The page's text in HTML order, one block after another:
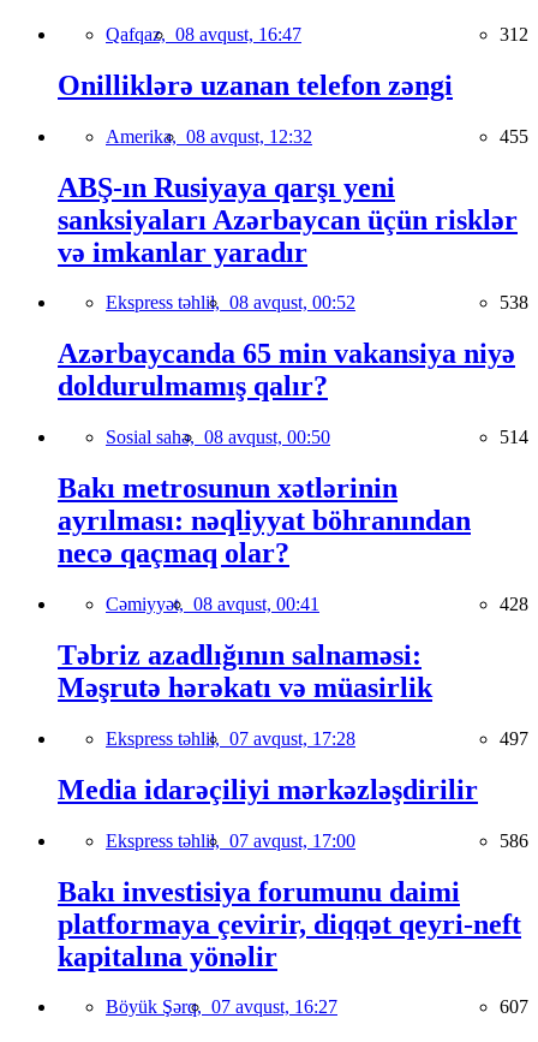
Qafqaz, 08 avqust, 16:47 312
Onilliklərə uzanan telefon zəngi
Amerika, 08 avqust, 12:32 455
ABŞ-ın Rusiyaya qarşı yeni
sanksiyaları Azərbaycan üçün risklər
və imkanlar yaradır
Ekspress təhlil, 08 avqust, 00:52 538
Azərbaycanda 65 min vakansiya niyə
doldurulmamış qalır?
Sosial sahə, 08 avqust, 00:50 514
Bakı metrosunun xətlərinin
ayrılması: nəqliyyat böhranından
necə qaçmaq olar?
Cəmiyyət, 08 avqust, 00:41 428
Təbriz azadlığının salnaməsi:
Məşrutə hərəkatı və müasirlik
Ekspress təhlil, 07 avqust, 17:28 497
Media idarəçiliyi mərkəzləşdirilir
Ekspress təhlil, 07 avqust, 17:00 586
Bakı investisiya forumunu daimi
platformaya çevirir, diqqət qeyri-neft
kapitalına yönəlir
Böyük Şərq, 07 avqust, 16:27 607